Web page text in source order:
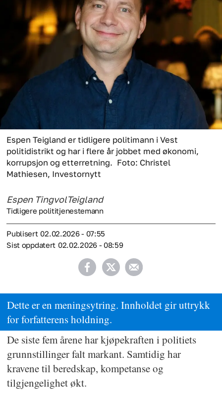
Espen Teigland er tidligere politimann i Vest
politidistrikt og har i flere år jobbet med økonomi,
korrupsjon og etterretning. Foto: Christel
Mathiesen, Investornytt
Espen TingvolTeigland
Tidligere polititjenestemann
Publisert
02.02.2026 - 07:55
Sist oppdatert
02.02.2026 - 08:59
Dette er en meningsytring. Innholdet gir uttrykk
for forfatterens holdning.
De siste fem årene har kjøpekraften i politiets
grunnstillinger falt markant. Samtidig har
kravene til beredskap, kompetanse og
tilgjengelighet økt.